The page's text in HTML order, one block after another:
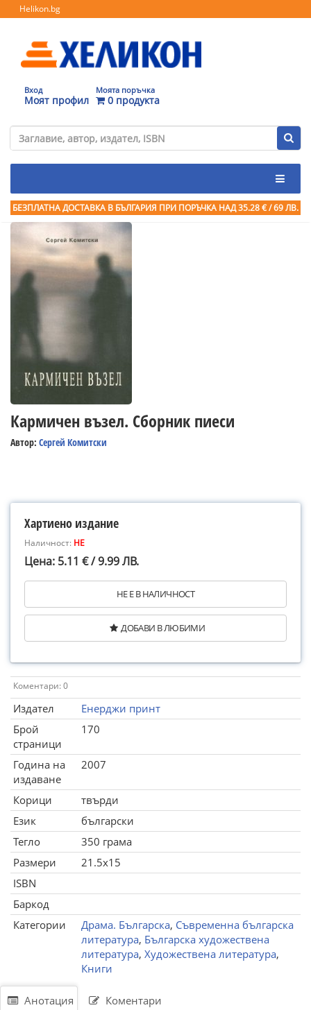
Helikon.bg
Вход
Моят профил
Моята поръчка
0 продукта
БЕЗПЛАТНА ДОСТАВКА В БЪЛГАРИЯ ПРИ ПОРЪЧКА НАД 35.28 € / 69 ЛВ.
Кармичен възел. Сборник пиеси
Автор: Сергей Комитски
Хартиено издание
Наличност: НЕ
Цена: 5.11 € / 9.99 ЛВ.
НЕ Е В НАЛИЧНОСТ
ДОБАВИ В ЛЮБИМИ
Коментари: 0
Издател
Енерджи принт
Брой
страници
170
Година на
издаване
2007
Корици
твърди
Език
български
Тегло
350 грама
Размери
21.5x15
ISBN
Баркод
Категории
Драма. Българска, Съвременна българска
литература, Българска художествена
литература, Художествена литература,
Книги
Анотация Коментари